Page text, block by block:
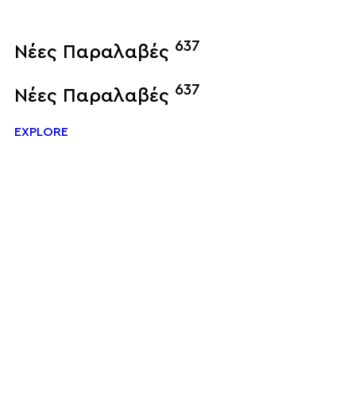
Νέες Παραλαβές 637
Νέες Παραλαβές 637
EXPLORE